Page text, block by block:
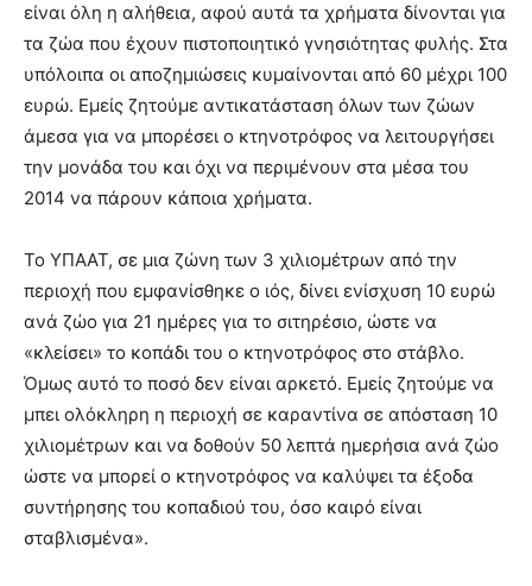
είναι όλη η αλήθεια, αφού αυτά τα χρήματα δίνονται για
τα ζώα που έχουν πιστοποιητικό γνησιότητας φυλής. Στα
υπόλοιπα οι αποζημιώσεις κυμαίνονται από 60 μέχρι 100
ευρώ. Εμείς ζητούμε αντικατάσταση όλων των ζώων
άμεσα για να μπορέσει ο κτηνοτρόφος να λειτουργήσει
την μονάδα του και όχι να περιμένουν στα μέσα του
2014 να πάρουν κάποια χρήματα.
Το ΥΠΑΑΤ, σε μια ζώνη των 3 χιλιομέτρων από την
περιοχή που εμφανίσθηκε ο ιός, δίνει ενίσχυση 10 ευρώ
ανά ζώο για 21 ημέρες για το σιτηρέσιο, ώστε να
«κλείσει» το κοπάδι του ο κτηνοτρόφος στο στάβλο.
Όμως αυτό το ποσό δεν είναι αρκετό. Εμείς ζητούμε να
μπει ολόκληρη η περιοχή σε καραντίνα σε απόσταση 10
χιλιομέτρων και να δοθούν 50 λεπτά ημερήσια ανά ζώο
ώστε να μπορεί ο κτηνοτρόφος να καλύψει τα έξοδα
συντήρησης του κοπαδιού του, όσο καιρό είναι
σταβλισμένα».